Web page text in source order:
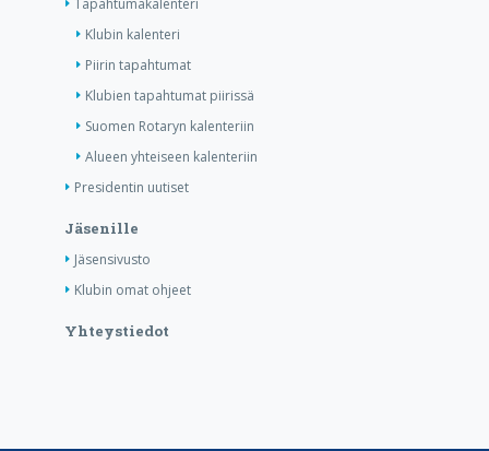
Tapahtumakalenteri
Klubin kalenteri
Piirin tapahtumat
Klubien tapahtumat piirissä
Suomen Rotaryn kalenteriin
Alueen yhteiseen kalenteriin
Presidentin uutiset
Jäsenille
Jäsensivusto
Klubin omat ohjeet
Yhteystiedot